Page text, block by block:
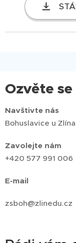
Ozvěte
Navštivte nás
Bohuslavice u
Zavolejte nám
+420 577 991 006
E-mail
zsboh@zlinedu.cz